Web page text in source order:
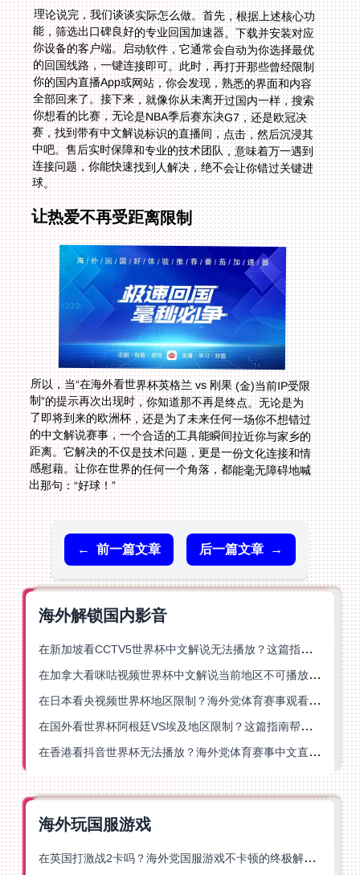
理论说完，我们谈谈实际怎么做。首先，根据上述核心功
能，筛选出口碑良好的专业回国加速器。下载并安装对应
你设备的客户端。启动软件，它通常会自动为你选择最优
的回国线路，一键连接即可。此时，再打开那些曾经限制
你的国内直播App或网站，你会发现，熟悉的界面和内容
全部回来了。接下来，就像你从未离开过国内一样，搜索
你想看的比赛，无论是NBA季后赛东决G7，还是欧冠决
赛，找到带有中文解说标识的直播间，点击，然后沉浸其
中吧。售后实时保障和专业的技术团队，意味着万一遇到
连接问题，你能快速找到人解决，绝不会让你错过关键进
球。
让热爱不再受距离限制
所以，当“在海外看世界杯英格兰 vs 刚果 (金)当前IP受限
制”的提示再次出现时，你知道那不再是终点。无论是为
了即将到来的欧洲杯，还是为了未来任何一场你不想错过
的中文解说赛事，一个合适的工具能瞬间拉近你与家乡的
距离。它解决的不仅是技术问题，更是一份文化连接和情
感慰藉。让你在世界的任何一个角落，都能毫无障碍地喊
出那句：“好球！”
← 前一篇文章 后一篇文章 →
海外解锁国内影音
在新加坡看CCTV5世界杯中文解说无法播放？这篇指南帮你解锁海外体育直播自由
在加拿大看咪咕视频世界杯中文解说当前地区不可播放？这篇指南帮你一键解决
在日本看央视频世界杯地区限制？海外党体育赛事观看终极指南
在国外看世界杯阿根廷VS埃及地区限制？这篇指南帮你搞定中文直播+解说
在香港看抖音世界杯无法播放？海外党体育赛事中文直播终极指南
海外玩国服游戏
在英国打激战2卡吗？海外党国服游戏不卡顿的终极解决方案